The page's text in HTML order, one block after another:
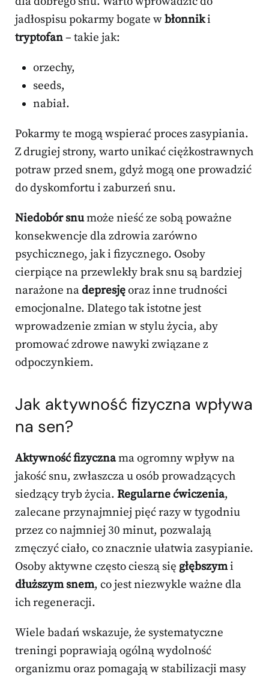
jadłospisu pokarmy bogate wbłonniki
tryptofan– takie jak:
orzechy,
seeds,
nabiał.
Pokarmy te mogą wspierać proces zasypiania.
Z drugiej strony, warto unikać ciężkostrawnych
potraw przed snem, gdyż mogą one prowadzić
do dyskomfortu i zaburzeń snu.
Niedobór snumoże nieść ze sobą poważne
konsekwencje dla zdrowia zarówno
psychicznego, jak i fizycznego. Osoby
cierpiące na przewlekły brak snu są bardziej
narażone nadepresjęoraz inne trudności
emocjonalne. Dlatego tak istotne jest
wprowadzenie zmian w stylu życia, aby
promować zdrowe nawyki związane z
odpoczynkiem.
Jak aktywność fizyczna wpływa
na sen?
Aktywność fizycznama ogromny wpływ na
jakość snu, zwłaszcza u osób prowadzących
siedzący tryb życia. Regularne ćwiczenia,
zalecane przynajmniej pięć razy w tygodniu
przez co najmniej 30 minut, pozwalają
zmęczyć ciało, co znacznie ułatwia zasypianie.
Osoby aktywne często cieszą się głębszymi
dłuższym snem, co jest niezwykle ważne dla
ich regeneracji.
Wiele badań wskazuje, że systematyczne
treningi poprawiają ogólną wydolność
organizmu oraz pomagają w stabilizacji masy